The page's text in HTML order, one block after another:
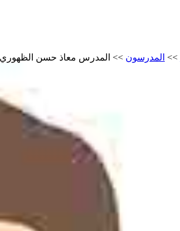
>> المدرسون >> المدرس معاذ حسن الظهوري